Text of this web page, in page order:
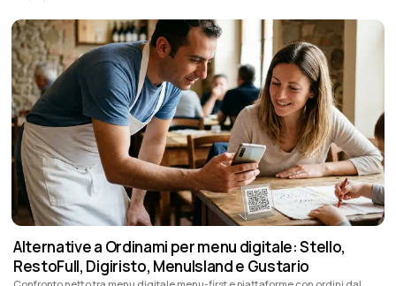
Alternative a Ordinami per menu digitale: Stello,
RestoFull, Digiristo, MenuIsland e Gustario